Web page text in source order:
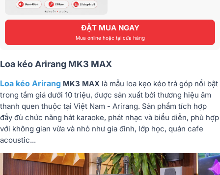
ĐẶT MUA NGAY
Mua online hoặc tại cửa hàng
Loa kéo Arirang MK3 MAX
Loa kéo Arirang MK3 MAX là mẫu loa kẹo kéo trả góp nổi bật
trong tầm giá dưới 10 triệu, được sản xuất bởi thương hiệu âm
thanh quen thuộc tại Việt Nam - Arirang. Sản phẩm tích hợp
đầy đủ chức năng hát karaoke, phát nhạc và biểu diễn, phù hợp
với không gian vừa và nhỏ như gia đình, lớp học, quán cafe
acoustic...